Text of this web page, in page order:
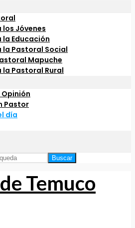
Jóvenes
Educación
Pastoral Social
Mapuche
Pastoral Rural
Pastor
día
Buscar